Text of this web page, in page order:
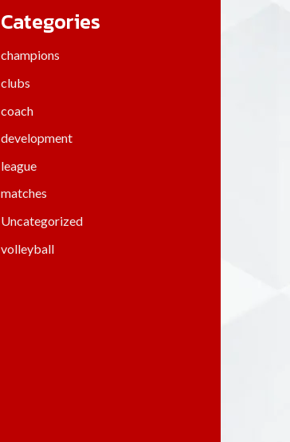
Categories
champions
clubs
coach
development
league
matches
Uncategorized
volleyball